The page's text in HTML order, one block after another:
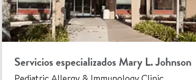
Servicios especializados Mary L. Johnson